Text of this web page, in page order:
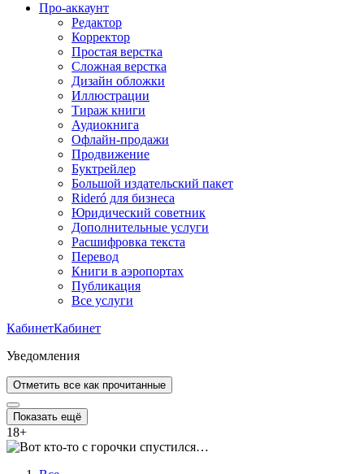
Про-аккаунт
Редактор
Корректор
Простая верстка
Сложная верстка
Дизайн обложки
Иллюстрации
Тираж книги
Аудиокнига
Офлайн-продажи
Продвижение
Буктрейлер
Большой издательский пакет
Rideró для бизнеса
Юридический советник
Дополнительные услуги
Расшифровка текста
Перевод
Книги в аэропортах
Публикация
Все услуги
КабинетКабинет
Уведомления
Отметить все как прочитанные
Показать ещё
18+